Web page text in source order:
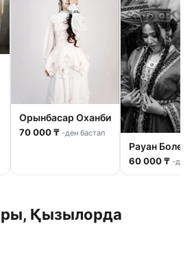
Орынбасар Оханби
70 000 ₸ -ден бастап
Рауан
60 000 ₸ -ден
Қызылорда